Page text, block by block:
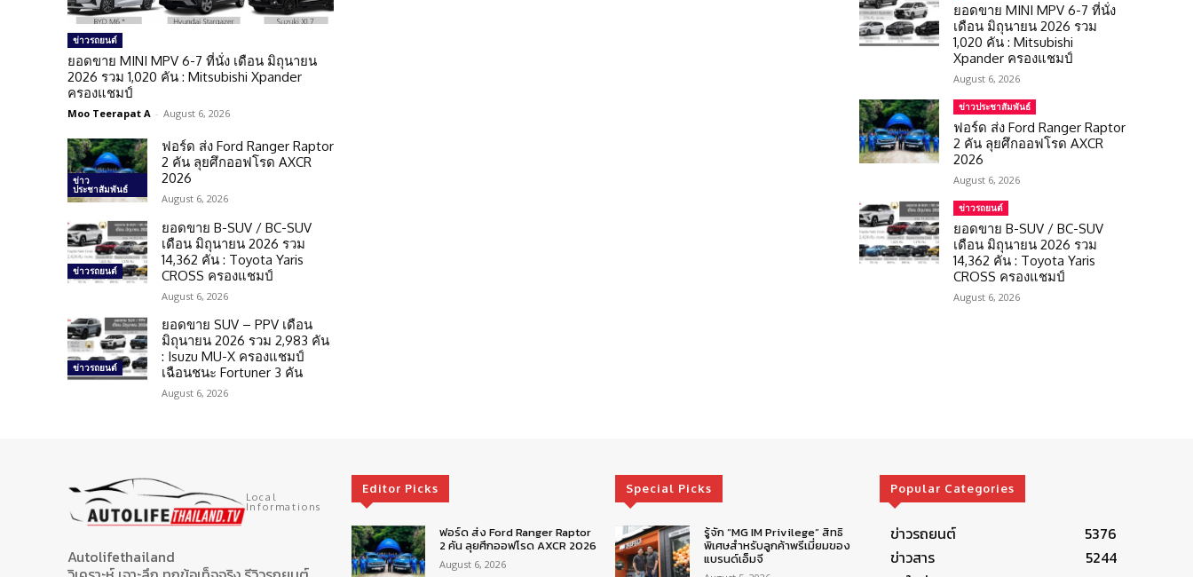
ข่าวรถยนต์
ยอดขาย MINI MPV 6-7 ที่นั่ง เดือน มิถุนายน
2026 รวม 1,020 คัน : Mitsubishi Xpander
ครองแชมป์
Moo Teerapat A - August 6, 2026
ข่าว
ประชาสัมพันธ์
ฟอร์ด ส่ง Ford Ranger Raptor
2 คัน ลุยศึกออฟโรด AXCR
2026
August 6, 2026
ข่าวรถยนต์
ยอดขาย B-SUV / BC-SUV
เดือน มิถุนายน 2026 รวม
14,362 คัน : Toyota Yaris
CROSS ครองแชมป์
August 6, 2026
ข่าวรถยนต์
ยอดขาย SUV – PPV เดือน
มิถุนายน 2026 รวม 2,983 คัน
: Isuzu MU-X ครองแชมป์
เฉือนชนะ Fortuner 3 คัน
August 6, 2026
ยอดขาย MINI MPV 6-7 ที่นั่ง
เดือน มิถุนายน 2026 รวม
1,020 คัน : Mitsubishi
Xpander ครองแชมป์
August 6, 2026
ข่าวประชาสัมพันธ์
ฟอร์ด ส่ง Ford Ranger Raptor
2 คัน ลุยศึกออฟโรด AXCR
2026
August 6, 2026
ข่าวรถยนต์
ยอดขาย B-SUV / BC-SUV
เดือน มิถุนายน 2026 รวม
14,362 คัน : Toyota Yaris
CROSS ครองแชมป์
August 6, 2026
Local
Informations
Autolifethailand
Editor Picks
ฟอร์ด ส่ง Ford Ranger Raptor
2 คัน ลุยศึกออฟโรด AXCR 2026
August 6, 2026
Special Picks
รู้จัก “MG IM Privilege” สิทธิ
พิเศษสำหรับลูกค้าพรีเมี่ยมของ
แบรนด์เอ็มจี
Popular Categories
ข่าวรถยนต์
5376
ข่าวสาร
5244